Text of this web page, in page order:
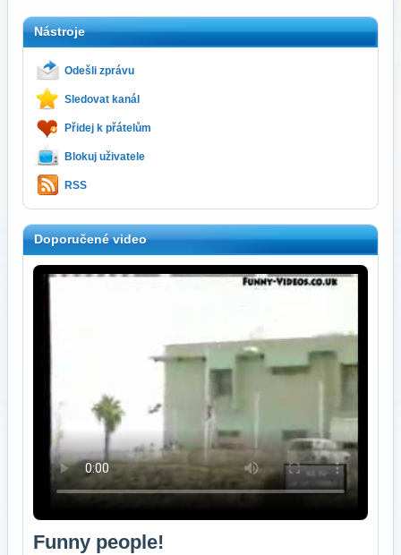
Nástroje
Odešli zprávu
Sledovat kanál
Přidej k přátelům
Blokuj uživatele
RSS
Doporučené video
Funny people!